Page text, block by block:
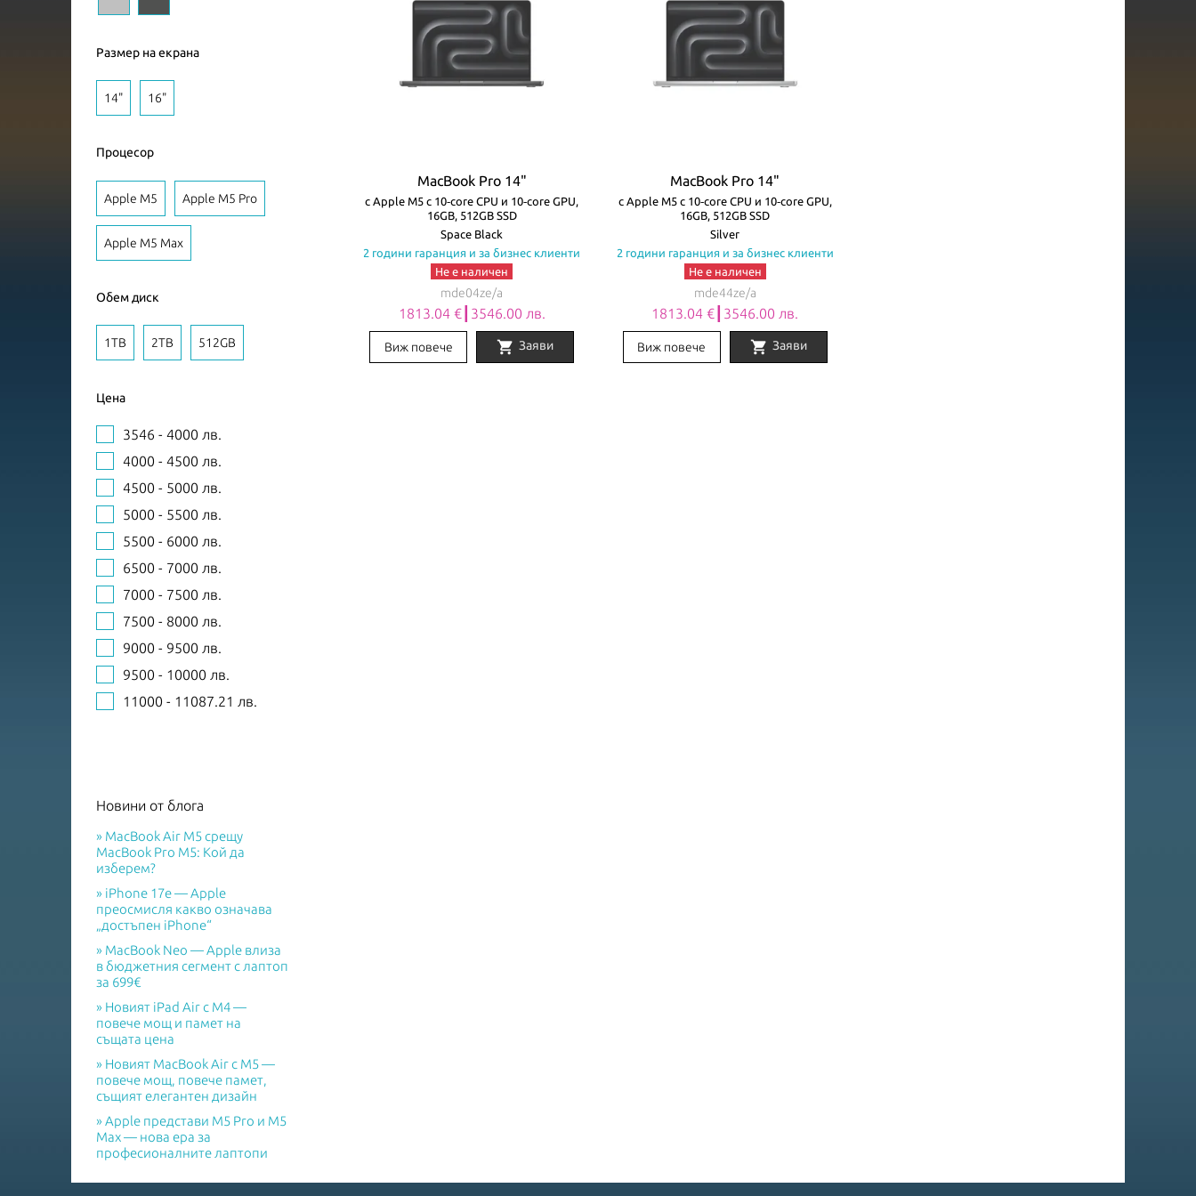
Размер на екрана
14" 16"
Процесор
Apple M5 Apple M5 Pro
Apple M5 Max
Обем диск
1TB 2TB 512GB
Цена
3546 - 4000 лв.
4000 - 4500 лв.
4500 - 5000 лв.
5000 - 5500 лв.
5500 - 6000 лв.
6500 - 7000 лв.
7000 - 7500 лв.
7500 - 8000 лв.
9000 - 9500 лв.
9500 - 10000 лв.
11000 - 11087.21 лв.
Новини от блога
MacBook Air M5 срещу
MacBook Pro M5: Кой да
изберем?
iPhone 17e — Apple
преосмисля какво означава
„достъпен iPhone“
MacBook Neo — Apple влиза
в бюджетния сегмент с лаптоп
за 699€
Новият iPad Air с M4 —
повече мощ и памет на
същата цена
Новият MacBook Air с M5 —
повече мощ, повече памет,
същият елегантен дизайн
Apple представи M5 Pro и M5
Max — нова ера за
професионалните лаптопи
MacBook Pro 14"
с Apple M5 с 10‑core CPU и 10‑core GPU,
16GB, 512GB SSD
Space Black
2 години гаранция и за бизнес клиенти
Не е наличен
mde04ze/a
1813.04 €┃3546.00 лв.
Виж повече shopping_cart Заяви
MacBook Pro 14"
с Apple M5 с 10‑core CPU и 10‑core GPU,
16GB, 512GB SSD
Silver
2 години гаранция и за бизнес клиенти
Не е наличен
mde44ze/a
1813.04 €┃3546.00 лв.
Виж повече shopping_cart Заяви